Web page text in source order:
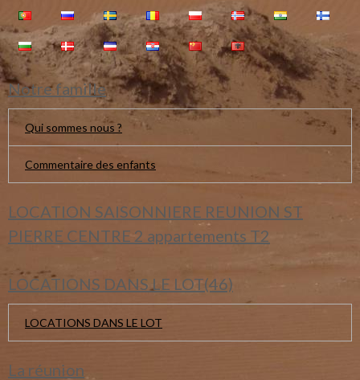
Notre famille
Qui sommes nous ?
Commentaire des enfants
LOCATION SAISONNIERE REUNION ST
PIERRE CENTRE 2 appartements T2
LOCATIONS DANS LE LOT(46)
LOCATIONS DANS LE LOT
La réunion